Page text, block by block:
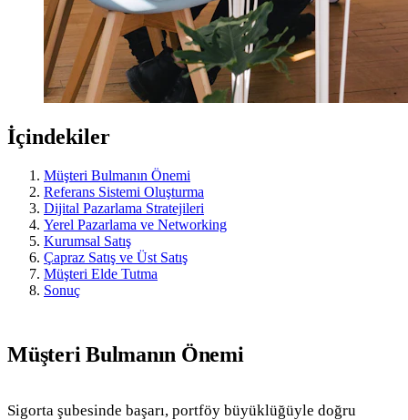
İçindekiler
Müşteri Bulmanın Önemi
Referans Sistemi Oluşturma
Dijital Pazarlama Stratejileri
Yerel Pazarlama ve Networking
Kurumsal Satış
Çapraz Satış ve Üst Satış
Müşteri Elde Tutma
Sonuç
Müşteri Bulmanın Önemi
Sigorta şubesinde başarı, portföy büyüklüğüyle doğru